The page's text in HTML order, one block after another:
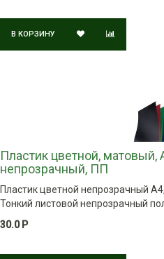
В КОРЗИНУ
Пластик цветной, матовый,
непрозрачный, ПП
Пластик цветной непрозрачный
Тонкий листовой непрозрачный
30.0 Р